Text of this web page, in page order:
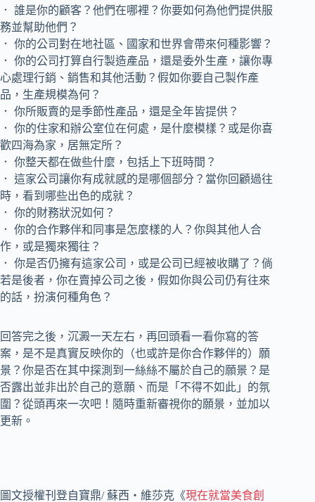
． 誰是你的顧客？他們在哪裡？你要如何為他們提供服
務並幫助他們？
． 你的公司對在地社區、國家和世界會帶來何種影響？
． 你的公司打算自行製造產品，還是委外生產，讓你專
心處理行銷、銷售和其他活動？假如你要自己製作產
品，生產規模為何？
． 你所販賣的是季節性產品，還是全年皆提供？
． 你的住家和辦公室位在何處，是什麼模樣？或是你喜
歡四海為家，居無定所？
． 你整天都在做些什麼，包括上下班時間？
． 這家公司讓你有成就感的是哪個部分？當你回顧過往
時，看到哪些出色的成就？
． 你的財務狀況如何？
． 你的合作夥伴和同事是怎麼樣的人？你與其他人合
作，或是獨來獨往？
． 你是否仍擁有這家公司，或是公司已經被收購了？倘
若是後者，你在賣掉公司之後，假如你與公司仍有往來
的話，扮演何種角色？
回答完之後，沉澱一天左右，再回頭看一看你寫的答
案，是不是真實反映你的（也或許是你合作夥伴的）願
景？你是否在其中探測到一絲絲不屬於自己的願景？是
否露出並非出於自己的意願、而是「不得不如此」的氛
圍？從頭再來一次吧！隨時重新審視你的願景，並加以
更新。
圖文授權刊登自寶鼎/ 蘇西‧維莎克《現在就當美食創